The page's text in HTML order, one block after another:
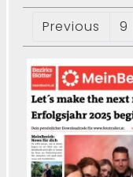
Previous 9